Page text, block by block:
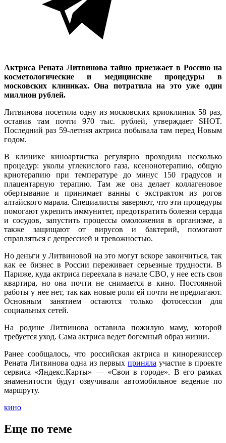
Актриса Рената Литвинова тайно приезжает в Россию на
косметологические и медицинские процедуры в
московских клиниках. Она потратила на это уже один
миллион рублей.
Литвинова посетила одну из московских криоклиник 58 раз,
оставив там почти 970 тыс. рублей, утверждает SHOT.
Последний раз 59-летняя актриса побывала там перед Новым
годом.
В клинике киноартистка регулярно проходила несколько
процедур: уколы углекислого газа, ксенонотерапию, общую
криотерапию при температуре до минус 150 градусов и
плацентарную терапию. Там же она делает коллагеновое
обертывание и принимает ванны с экстрактом из рогов
алтайского марала. Специалисты заверяют, что эти процедуры
помогают укрепить иммунитет, предотвратить болезни сердца
и сосудов, запустить процессы омоложения в организме, а
также защищают от вирусов и бактерий, помогают
справляться с депрессией и тревожностью.
Но деньги у Литвиновой на это могут вскоре закончиться, так
как ее бизнес в России переживает серьезные трудности. В
Париже, куда актриса переехала в начале СВО, у нее есть своя
квартира, но она почти не снимается в кино. Постоянной
работы у нее нет, так как новые роли ей почти не предлагают.
Основным занятием остаются только фотосессии для
социальных сетей.
На родине Литвинова оставила пожилую маму, которой
требуется уход. Сама актриса ведет богемный образ жизни.
Ранее сообщалось, что российская актриса и кинорежиссер
Рената Литвинова одна из первых приняла участие в проекте
сервиса «Яндекс.Карты» — «Свои в городе». В его рамках
знаменитости будут озвучивали автомобильное ведение по
маршруту.
кино
Еще по теме